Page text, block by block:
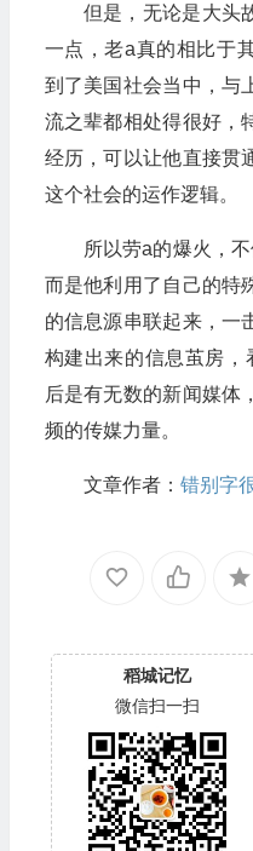
但是，无论是大头
一点，老a真的相比于
到了美国社会当中，与
流之辈都相处得很好，
经历，可以让他直接贯
这个社会的运作逻辑。
所以劳a的爆火，
而是他利用了自己的特
的信息源串联起来，一
构建出来的信息茧房
后是有无数的新闻媒体
频的传媒力量。
文章作者： 错别字
稻城记忆
微信扫一扫